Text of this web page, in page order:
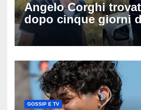
Angelo Corghi
dopo cinque giorni
ricerche: il giallo
scomparso dopo
GOSSIP E TV